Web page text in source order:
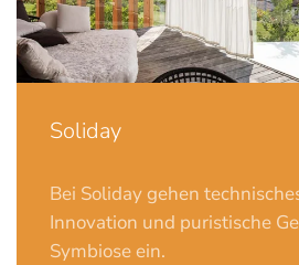
Soliday
Bei Soliday gehen
Innovation und puristische
Symbiose ein.